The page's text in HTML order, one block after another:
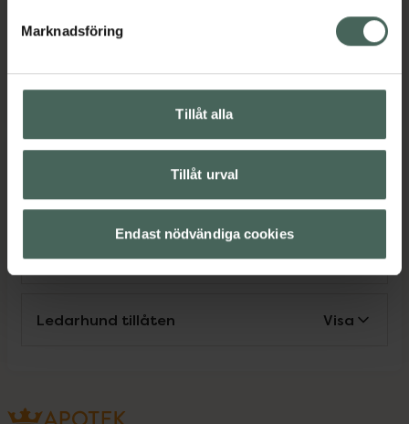
Marknadsföring
Tillåt alla
Tillåt urval
Endast nödvändiga cookies
Språk
Leverans till apotek Visa
Ledarhund tillåten Visa